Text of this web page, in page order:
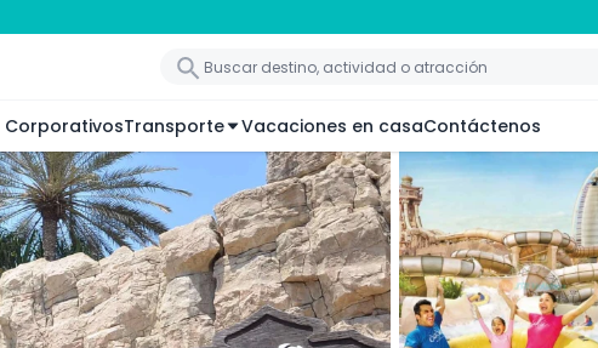
CorporativosTransporte Vacaciones en casaContáctenos